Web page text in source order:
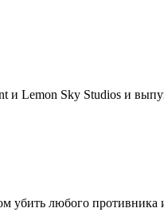
и Lemon Sky Studios и
убить любого противника